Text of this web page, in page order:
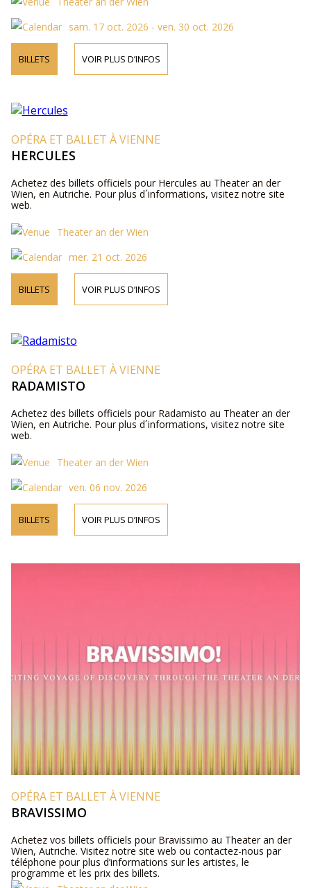
sam. 17 oct. 2026 - ven. 30 oct. 2026
BILLETS VOIR PLUS D’INFOS
OPÉRA ET BALLET À VIENNE
HERCULES
Achetez des billets officiels pour Hercules au Theater an der
Wien, en Autriche. Pour plus d´informations, visitez notre site
web.
Theater an der Wien
mer. 21 oct. 2026
BILLETS VOIR PLUS D’INFOS
OPÉRA ET BALLET À VIENNE
RADAMISTO
Achetez des billets officiels pour Radamisto au Theater an der
Wien, en Autriche. Pour plus d´informations, visitez notre site
web.
Theater an der Wien
ven. 06 nov. 2026
BILLETS VOIR PLUS D’INFOS
OPÉRA ET BALLET À VIENNE
BRAVISSIMO
Achetez vos billets officiels pour Bravissimo au Theater an der
Wien, Autriche. Visitez notre site web ou contactez-nous par
téléphone pour plus d’informations sur les artistes, le
programme et les prix des billets.